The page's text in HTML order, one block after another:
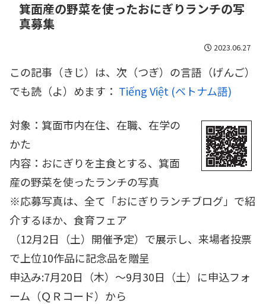
箕面産の野菜を使ったおにぎりランチの写
真募集
2023.06.27
この記事（きじ）は、次（つぎ）の言語（げんご）
でも読（よ）めます： Tiếng Việt (ベトナム語)
対象：箕面市内在住、在職、在学の
かた
内容：おにぎりを主食とする、箕面
産の野菜を使ったランチの写真
※応募写真は、全て「おにぎりランチブログ」で紹
介するほか、食育フェア
（12月2日（土）開催予定）で展示し、来場者投票
で上位10作品に記念品を贈呈
申込み:7月20日（木）～9月30日（土）に申込フォ
ーム（ＱＲコード）から